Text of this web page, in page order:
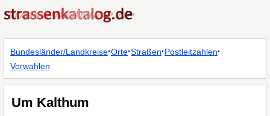
Bundesländer/Landkreise·Orte·Straßen·Postleitzahlen·
Vorwahlen
Um Kalthum